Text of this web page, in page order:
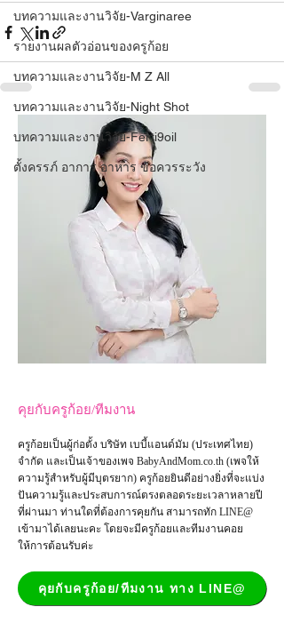
บทความและงานวิจัย-Varginaree
รายงานผลตัวอ่อนของครูก้อย
บทความและงานวิจัย-M Z All
บทความและงานวิจัย-Night Shot
บทความและงานวิจัย-Ferti9oil
ตั้งครรภ์ อาการ อาหาร ข้อควรระวัง
คุยกับครูก้อย/ทีมงาน
ครูก้อยเป็นผู้ก่อตั้ง บริษัท เบบี้แอนด์มัม (ประเทศไทย)
จำกัด และเป็นเจ้าของเพจ BabyAndMom.co.th (เพจให้
ความรู้สำหรับผู้มีบุตรยาก) ครูก้อยยินดีอย่างยิ่งที่จะแบ่ง
ปันความรู้และประสบการณ์ตรงตลอดระยะเวลาหลายปี
ที่ผ่านมา ท่านใดที่ต้องการคุยกัน สามารถทัก LINE@
เข้ามาได้เลยนะคะ โดยจะมีครูก้อยและทีมงานคอย
ให้การต้อนรับค่ะ
คุยกับครูก้อย/ทีมงาน ทาง LINE@